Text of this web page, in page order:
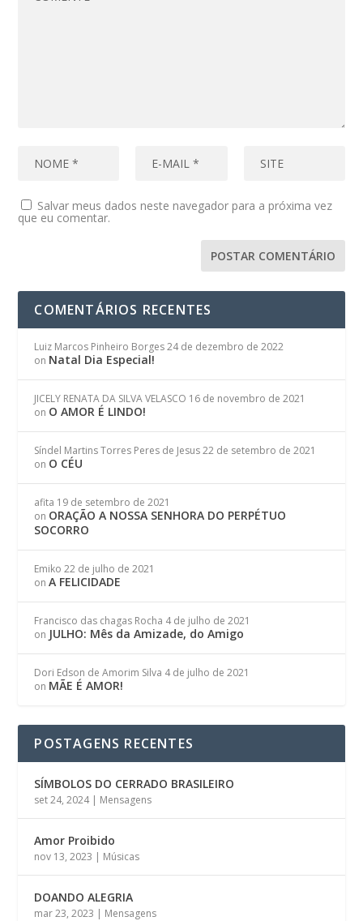
Salvar meus dados neste navegador para a próxima vez
que eu comentar.
COMENTÁRIOS RECENTES
Luiz Marcos Pinheiro Borges 24 de dezembro de 2022
on Natal Dia Especial!
JICELY RENATA DA SILVA VELASCO 16 de novembro de 2021
on O AMOR É LINDO!
Síndel Martins Torres Peres de Jesus 22 de setembro de 2021
on O CÉU
afita 19 de setembro de 2021
on ORAÇÃO A NOSSA SENHORA DO PERPÉTUO
SOCORRO
Emiko 22 de julho de 2021
onA FELICIDADE
Francisco das chagas Rocha 4 de julho de 2021
on JULHO: Mês da Amizade, do Amigo
Dori Edson de Amorim Silva 4 de julho de 2021
on MÃE É AMOR!
POSTAGENS RECENTES
SÍMBOLOS DO CERRADO BRASILEIRO
set 24, 2024| Mensagens
Amor Proibido
nov 13, 2023 | Músicas
DOANDO ALEGRIA
mar 23, 2023 | Mensagens